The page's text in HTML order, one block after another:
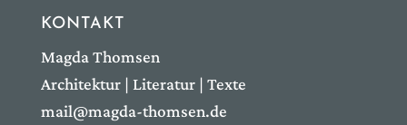
KONTAKT
Magda Thomsen
Architektur | Literatur | Texte
mail@magda-thomsen.de